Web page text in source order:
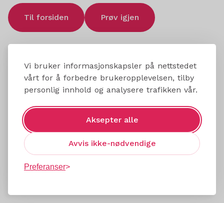
Vi bruker informasjonskapsler på nettstedet
vårt for å forbedre brukeropplevelsen, tilby
personlig innhold og analysere trafikken vår.
Aksepter alle
Avvis ikke-nødvendige
Preferanser
Til forsiden Prøv igjen